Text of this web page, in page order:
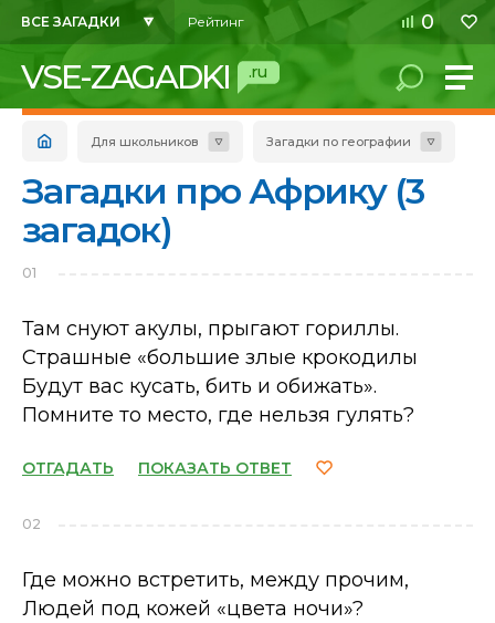
ВСЕ ЗАГАДКИ Рейтинг 0
VSE-ZAGADKI .ru
Для школьников Загадки по географии
Загадки про Африку (3
загадок)
01
Там снуют акулы, прыгают гориллы.
Страшные «большие злые крокодилы
Будут вас кусать, бить и обижать».
Помните то место, где нельзя гулять?
ОТГАДАТЬ ПОКАЗАТЬ ОТВЕТ
02
Где можно встретить, между прочим,
Людей под кожей «цвета ночи»?